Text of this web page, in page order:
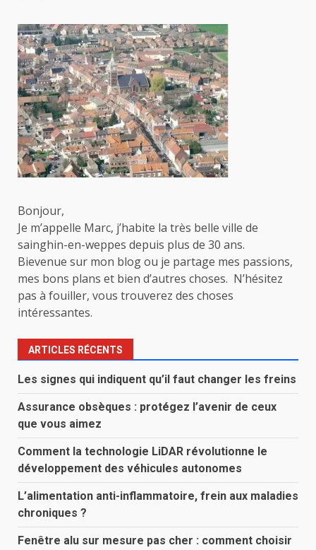
Bonjour,
Je m’appelle Marc, j’habite la très belle ville de
sainghin-en-weppes depuis plus de 30 ans.
Bievenue sur mon blog ou je partage mes passions,
mes bons plans et bien d’autres choses. N’hésitez
pas à fouiller, vous trouverez des choses
intéressantes.
ARTICLES RÉCENTS
Les signes qui indiquent qu’il faut changer les freins
Assurance obsèques : protégez l’avenir de ceux
que vous aimez
Comment la technologie LiDAR révolutionne le
développement des véhicules autonomes
L’alimentation anti-inflammatoire, frein aux maladies
chroniques ?
Fenêtre alu sur mesure pas cher : comment choisir